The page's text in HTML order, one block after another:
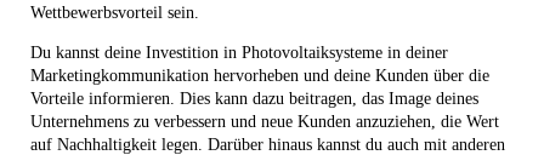
Wettbewerbsvorteil sein.
Du kannst deine Investition in Photovoltaiksysteme in deiner
Marketingkommunikation hervorheben und deine Kunden über die
Vorteile informieren. Dies kann dazu beitragen, das Image deines
Unternehmens zu verbessern und neue Kunden anzuziehen, die Wert
auf Nachhaltigkeit legen. Darüber hinaus kannst du auch mit anderen